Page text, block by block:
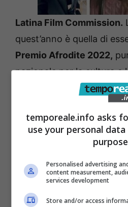
Latina Film Commission.
quest’anno è quella di
Premio Afrodite 2022,
nazionale per la cultura e
femminile, proprio nel
kermesse, organizzata
Aeneas’landing Resort è
01 ottobre 2022 alle ore
“Siamo particolarmente
riusciti a portare un
temporeale.info asks
use your personal
Personalised advertising
content measurement,
services development
Store and/or access